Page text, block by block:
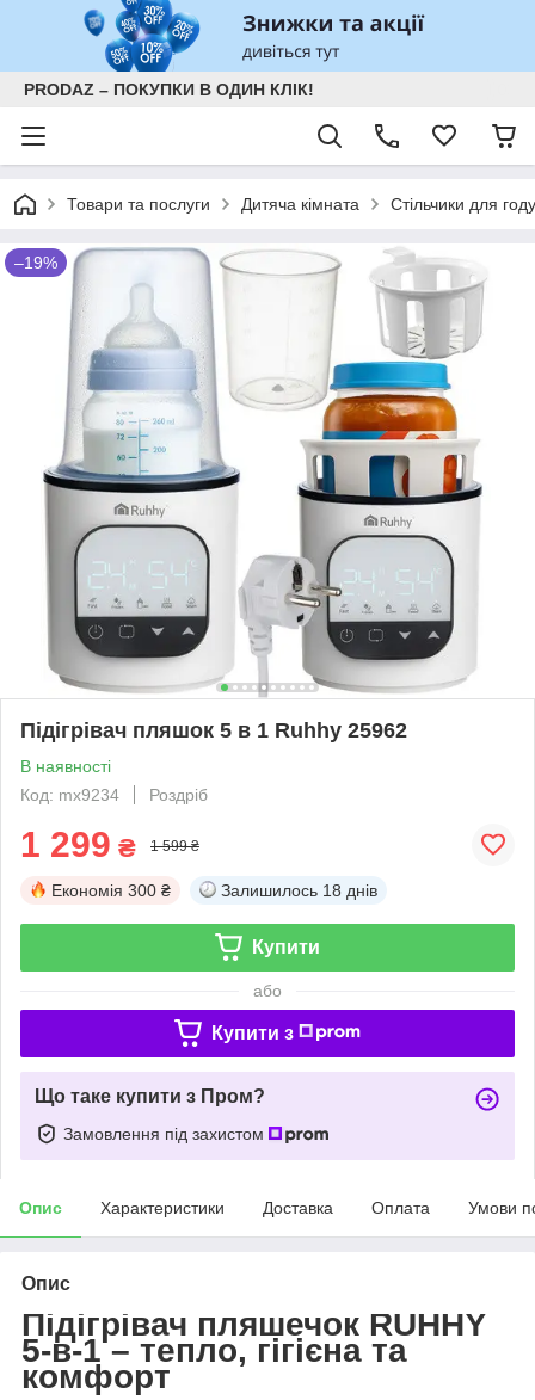
PRODAZ – ПОКУПКИ В ОДИН КЛІК!
Товари та послуги Дитяча кімната Стільчики для
–19%
Підігрівач пляшок 5 в 1 Ruhhy 25962
В наявності
Код: mx9234
Роздріб
1 299 ₴ 1 599 ₴
Економія 300 ₴ Залишилось 18 днів
Купити
або
Купити з
Що таке купити з Пром?
Замовлення під захистом
Опис Характеристики Доставка Оплата Умови
Опис
Підігрівач пляшечок RUHHY
5-в-1 – тепло, гігієна та
комфорт